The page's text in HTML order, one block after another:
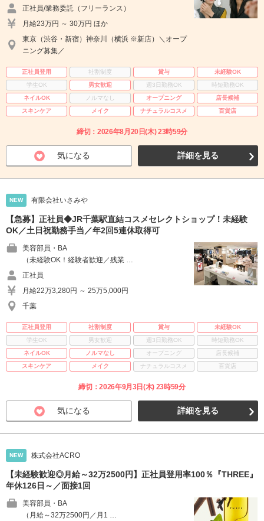
正社員/業務委託（フリーランス）
月給23万円 ～ 30万円 ほか
東京（渋谷・新宿）神奈川（横浜 ※新店）＼オープ
ニング募集／
正社員登用 社割制度 賞与
未経験OK
学生OK
男女歓迎 週3日勤務OK
時短勤務OK
ネイルOK
ノルマなし オープニング
店長候補
スキンケア
メイク ナチュラルコスメ 百貨店
締切：2026年8月20日(木) 23時59分
気になる 詳細を見る
NEW 有限会社いさみや
【急募】正社員◆JR千葉駅直結コスメセレクトショップ！未経験
OK／土日祝勤務手当／年2回5連休取得可
美容部員・BA
（未経験OK！経験者歓迎／残業 …
正社員
月給22万3,280円 ～ 25万5,000円
千葉
正社員登用 社割制度 賞与
未経験OK
学生OK
男女歓迎 週3日勤務OK
時短勤務OK
ネイルOK
ノルマなし オープニング
店長候補
スキンケア
メイク ナチュラルコスメ 百貨店
締切：2026年9月3日(木) 23時59分
気になる 詳細を見る
NEW 株式会社ACRO
【未経験歓迎◎月給～32万2500円】正社員登用率100％『THREE』
年休126日～／面接1回
美容部員・BA
（月給～32万2500円／月1 …